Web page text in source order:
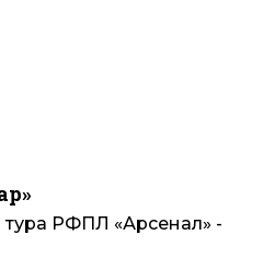
тура РФПЛ «Арсенал» -